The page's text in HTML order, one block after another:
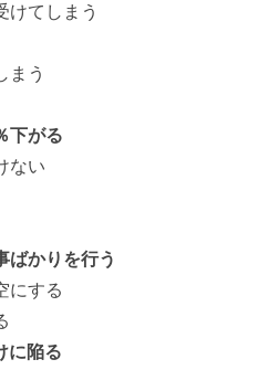
てしまう
う
下がる
い
ばかりを行う
にする
に陥る